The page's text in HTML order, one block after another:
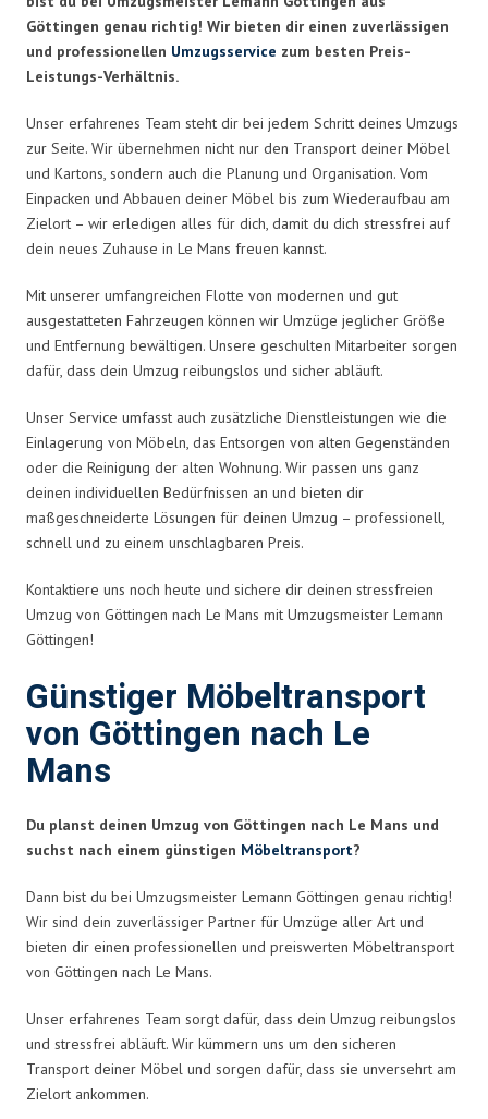
Göttingen genau richtig! Wir bieten dir einen zuverlässigen
und professionellen Umzugsservice zum besten Preis-
Leistungs-Verhältnis.
Unser erfahrenes Team steht dir bei jedem Schritt deines Umzugs
zur Seite. Wir übernehmen nicht nur den Transport deiner Möbel
und Kartons, sondern auch die Planung und Organisation. Vom
Einpacken und Abbauen deiner Möbel bis zum Wiederaufbau am
Zielort – wir erledigen alles für dich, damit du dich stressfrei auf
dein neues Zuhause in Le Mans freuen kannst.
Mit unserer umfangreichen Flotte von modernen und gut
ausgestatteten Fahrzeugen können wir Umzüge jeglicher Größe
und Entfernung bewältigen. Unsere geschulten Mitarbeiter sorgen
dafür, dass dein Umzug reibungslos und sicher abläuft.
Unser Service umfasst auch zusätzliche Dienstleistungen wie die
Einlagerung von Möbeln, das Entsorgen von alten Gegenständen
oder die Reinigung der alten Wohnung. Wir passen uns ganz
deinen individuellen Bedürfnissen an und bieten dir
maßgeschneiderte Lösungen für deinen Umzug – professionell,
schnell und zu einem unschlagbaren Preis.
Kontaktiere uns noch heute und sichere dir deinen stressfreien
Umzug von Göttingen nach Le Mans mit Umzugsmeister Lemann
Göttingen!
Günstiger Möbeltransport
von Göttingen nach Le
Mans
Du planst deinen Umzug von Göttingen nach Le Mans und
suchst nach einem günstigen Möbeltransport?
Dann bist du bei Umzugsmeister Lemann Göttingen genau richtig!
Wir sind dein zuverlässiger Partner für Umzüge aller Art und
bieten dir einen professionellen und preiswerten Möbeltransport
von Göttingen nach Le Mans.
Unser erfahrenes Team sorgt dafür, dass dein Umzug reibungslos
und stressfrei abläuft. Wir kümmern uns um den sicheren
Transport deiner Möbel und sorgen dafür, dass sie unversehrt am
Zielort ankommen.